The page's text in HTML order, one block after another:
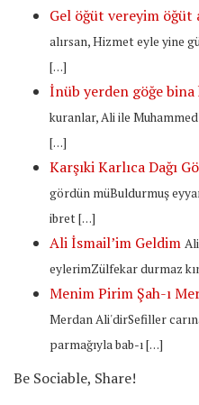
Gel öğüt vereyim öğüt
alırsan, Hizmet eyle yine
[…]
İnüb yerden göğe
kuranlar, Ali ile
[…]
Karşıki Karlıca Dağı
gördün müBuldurmuş
ibret […]
Ali İsmail’im Geldim
eylerimZülfekar durmaz
Menim Pirim Şah-ı
Merdan Ali'dirSefiller
parmağıyla bab-ı […]
Be Sociable, Share!